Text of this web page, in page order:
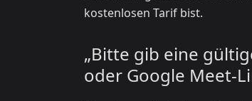
kostenlosen Tarif bist.
„Bitte gib eine
oder Google Meet-